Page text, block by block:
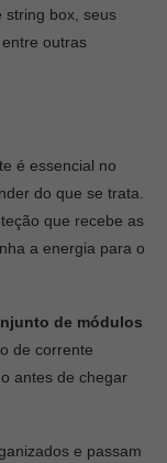
string box, seus
outras
é essencial no
do que se trata.
que recebe as
a energia para o
de módulos
de corrente
antes de chegar
e passam